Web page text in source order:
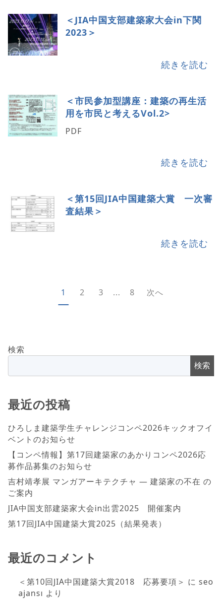
＜JIA中国支部建築家大会in下関
2023＞
続きを読む
＜市民参加型講座：建築の再生活
用を市民と考えるVol.2>
PDF
続きを読む
＜第15回JIA中国建築大賞 一次審
査結果＞
続きを読む
1 2 3 ... 8 次へ
検索
検索
最近の投稿
ひろしま建築学生チャレンジコンペ2026キックオフイ
ベントのお知らせ
【コンペ情報】第17回建築家のあかりコンペ2026応
募作品募集のお知らせ
吉村靖孝展 マンガアーキテクチャ ― 建築家の不在 の
ご案内
JIA中国支部建築家大会in出雲2025 開催案内
第17回JIA中国建築大賞2025（結果発表）
最近のコメント
＜第10回JIA中国建築大賞2018 応募要項＞ に seo
ajansı より